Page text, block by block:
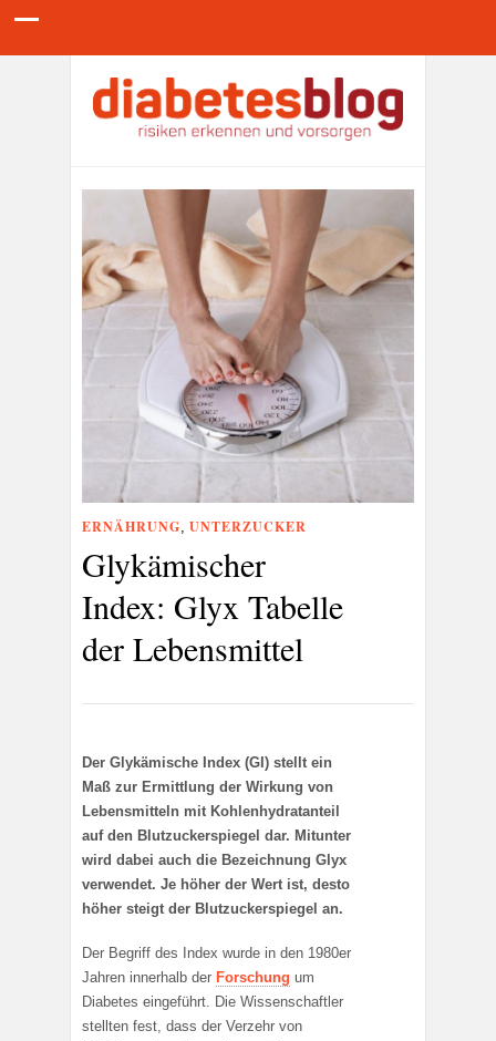
ERNÄHRUNG, UNTERZUCKER
Glykämischer
Index: Glyx Tabelle
der Lebensmittel
Der Glykämische Index (GI) stellt ein
Maß zur Ermittlung der Wirkung von
Lebensmitteln mit Kohlenhydratanteil
auf den Blutzuckerspiegel dar. Mitunter
wird dabei auch die Bezeichnung Glyx
verwendet. Je höher der Wert ist, desto
höher steigt der Blutzuckerspiegel an.
Der Begriff des Index wurde in den 1980er
Jahren innerhalb der Forschung um
Diabetes eingeführt. Die Wissenschaftler
stellten fest, dass der Verzehr von